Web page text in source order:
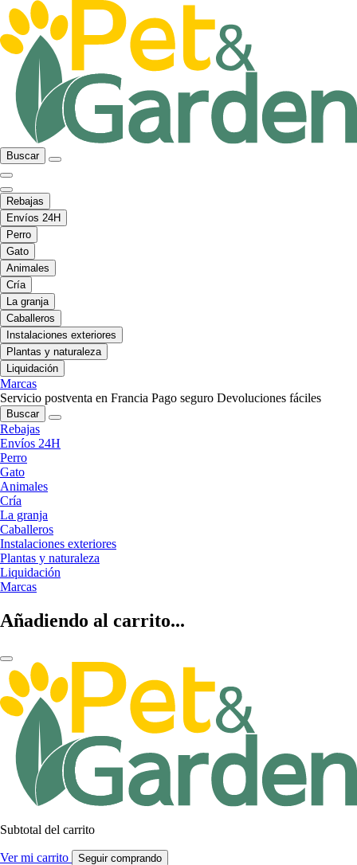
Buscar
Rebajas
Envíos 24H
Perro
Gato
Animales
Cría
La granja
Caballeros
Instalaciones exteriores
Plantas y naturaleza
Liquidación
Marcas
Servicio postventa en Francia Pago seguro Devoluciones fáciles
Buscar
Rebajas
Envíos 24H
Perro
Gato
Animales
Cría
La granja
Caballeros
Instalaciones exteriores
Plantas y naturaleza
Liquidación
Marcas
Añadiendo al carrito...
Subtotal del carrito
Ver mi carrito Seguir comprando